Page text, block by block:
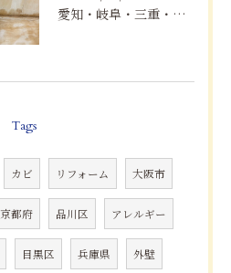
愛知・岐阜・三重・静岡の公営住宅で発生するカビ対策｜原因・健康被害・効果的な予防方法を徹底解説
Tags
カビ リフォーム 大阪市
京都府 品川区 アレルギー
目黒区 兵庫県 外壁